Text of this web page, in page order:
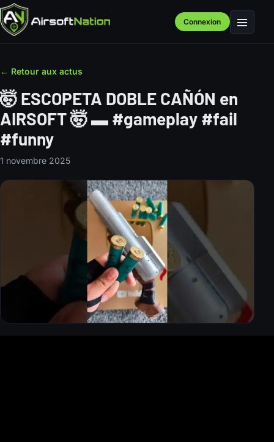
Connexion Menu
← Retour aux actus
🤯 ESCOPETA DOBLE CAÑÓN en
AIRSOFT 🤯 ▬ #gameplay #fail
#funny
1 novembre 2025